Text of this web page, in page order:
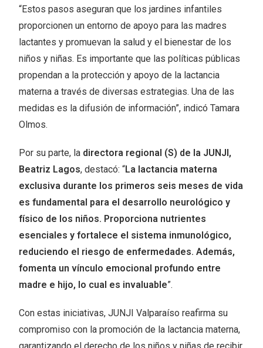
“Estos pasos aseguran que los jardines infantiles
proporcionen un entorno de apoyo para las madres
lactantes y promuevan la salud y el bienestar de los
niños y niñas. Es importante que las políticas públicas
propendan a la protección y apoyo de la lactancia
materna a través de diversas estrategias. Una de las
medidas es la difusión de información”, indicó Tamara
Olmos.
Por su parte, la directora regional (S) de la JUNJI,
Beatriz Lagos, destacó: “La lactancia materna
exclusiva durante los primeros seis meses de vida
es fundamental para el desarrollo neurológico y
físico de los niños. Proporciona nutrientes
esenciales y fortalece el sistema inmunológico,
reduciendo el riesgo de enfermedades. Además,
fomenta un vínculo emocional profundo entre
madre e hijo, lo cual es invaluable”.
Con estas iniciativas, JUNJI Valparaíso reafirma su
compromiso con la promoción de la lactancia materna,